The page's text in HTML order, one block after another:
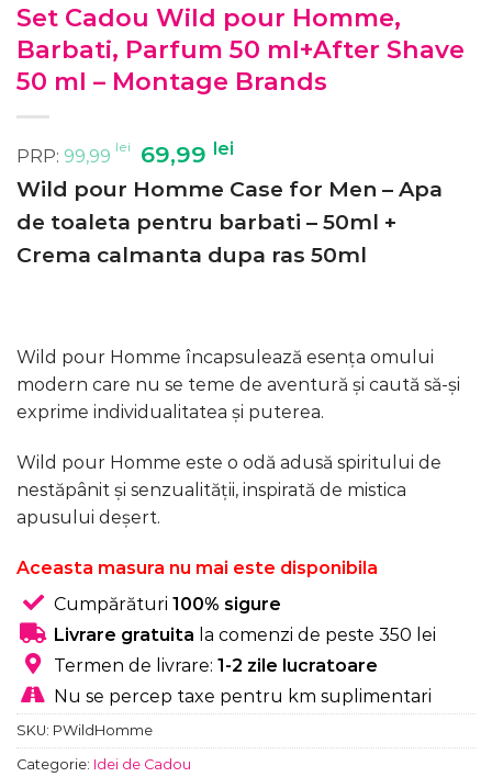
Set Cadou Wild pour Homme,
Barbati, Parfum 50 ml+After Shave
50 ml – Montage Brands
PRP: 99,99 lei
Prețul
a
fost:
99,99 lei.
69,99 leiPrețul
curent
este:
69,99 lei.
Wild pour Homme Case for Men – Apa
de toaleta pentru barbati – 50ml +
Crema calmanta dupa ras 50ml
Wild pour Homme încapsulează esența omului
modern care nu se teme de aventură și caută să-și
exprime individualitatea și puterea.
Wild pour Homme este o odă adusă spiritului de
nestăpânit și senzualității, inspirată de mistica
apusului deșert.
Aceasta masura nu mai este disponibila
Cumpărături 100% sigure
Livrare gratuita la comenzi de peste 350 lei
Termen de livrare: 1-2 zile lucratoare
Nu se percep taxe pentru km suplimentari
SKU: PWildHomme
Categorie: Idei de Cadou